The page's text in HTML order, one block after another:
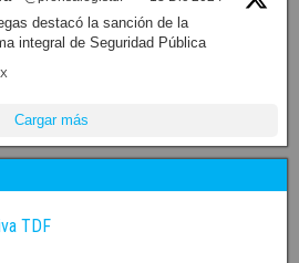
destacó la sanción de la
integral de Seguridad Pública
X
Cargar más
TDF